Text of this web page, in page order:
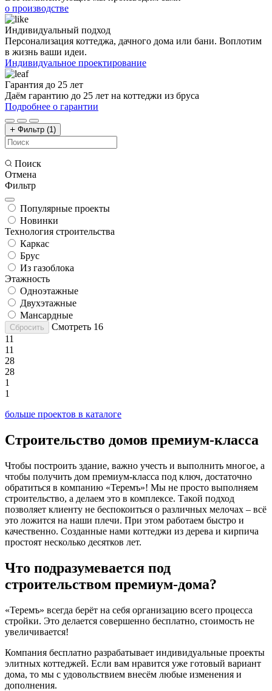
о производстве
Индивидуальный подход
Персонализация коттеджа, дачного дома или бани. Воплотим
в жизнь ваши идеи.
Индивидуальное проектирование
Гарантия до 25 лет
Даём гарантию до 25 лет на коттеджи из бруса
Подробнее о гарантии
Фильтр (1)
Поиск
Отмена
Фильтр
Популярные проекты
Новинки
Технология строительства
Каркас
Брус
Из газоблока
Этажность
Одноэтажные
Двухэтажные
Мансардные
Сбросить Смотреть 16
11
11
28
28
1
1
больше проектов в каталоге
Строительство домов премиум-класса
Чтобы построить здание, важно учесть и выполнить многое, а
чтобы получить дом премиум-класса под ключ, достаточно
обратиться в компанию «Теремъ»! Мы не просто выполняем
строительство, а делаем это в комплексе. Такой подход
позволяет клиенту не беспокоиться о различных мелочах – всё
это ложится на наши плечи. При этом работаем быстро и
качественно. Созданные нами коттеджи из дерева и кирпича
простоят несколько десятков лет.
Что подразумевается под
строительством премиум-дома?
«Теремъ» всегда берёт на себя организацию всего процесса
стройки. Это делается совершенно бесплатно, стоимость не
увеличивается!
Компания бесплатно разрабатывает индивидуальные проекты
элитных коттеджей. Если вам нравится уже готовый вариант
дома, то мы с удовольствием внесём любые изменения и
дополнения.